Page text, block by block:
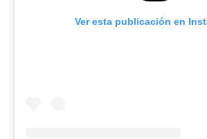
Ver esta publicación en